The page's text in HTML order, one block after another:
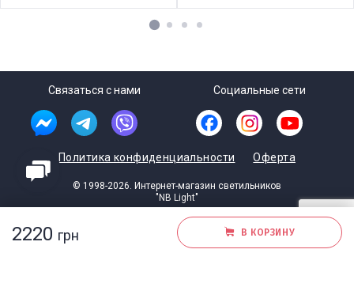
2220 грн В КОРЗИНУ
1 2 3 4
Связаться с нами Социальные сети
Политика конфиденциальности Оферта
© 1998-2026. Интернет-магазин светильников
"NB Light"
Разработка студииDartc